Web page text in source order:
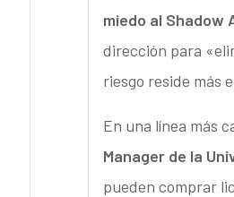
miedo al Shadow
dirección para
riesgo reside más
En una línea más
Manager de la
pueden comprar